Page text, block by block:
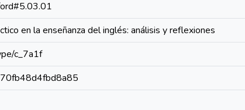
en la enseñanza del inglés: análisis y reflexiones
c_7a1f